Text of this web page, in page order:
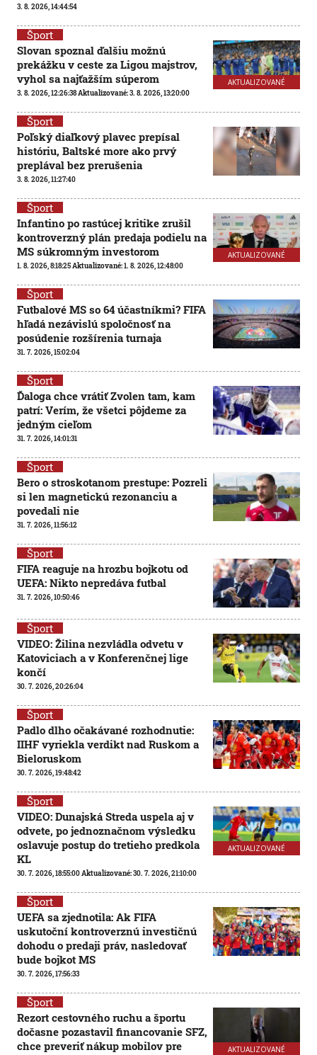
3. 8. 2026, 14:44:54
AKTUALIZOVANÉ
Šport
Slovan spoznal ďalšiu možnú
prekážku v ceste za Ligou majstrov,
vyhol sa najťažším súperom
3. 8. 2026, 12:26:38Aktualizované:3. 8. 2026, 13:20:00
Šport
Poľský diaľkový plavec prepísal
históriu, Baltské more ako prvý
preplával bez prerušenia
3. 8. 2026, 11:27:40
AKTUALIZOVANÉ
Šport
Infantino po rastúcej kritike zrušil
kontroverzný plán predaja podielu na
MS súkromným investorom
1. 8. 2026, 8:18:25Aktualizované:1. 8. 2026, 12:48:00
Šport
Futbalové MS so 64 účastníkmi? FIFA
hľadá nezávislú spoločnosť na
posúdenie rozšírenia turnaja
31. 7. 2026, 15:02:04
Šport
Ďaloga chce vrátiť Zvolen tam, kam
patrí: Verím, že všetci pôjdeme za
jedným cieľom
31. 7. 2026, 14:01:31
Šport
Bero o stroskotanom prestupe: Pozreli
si len magnetickú rezonanciu a
povedali nie
31. 7. 2026, 11:56:12
Šport
FIFA reaguje na hrozbu bojkotu od
UEFA: Nikto nepredáva futbal
31. 7. 2026, 10:50:46
Šport
VIDEO: Žilina nezvládla odvetu v
Katoviciach a v Konferenčnej lige
končí
30. 7. 2026, 20:26:04
Šport
Padlo dlho očakávané rozhodnutie:
IIHF vyriekla verdikt nad Ruskom a
Bieloruskom
30. 7. 2026, 19:48:42
AKTUALIZOVANÉ
Šport
VIDEO: Dunajská Streda uspela aj v
odvete, po jednoznačnom výsledku
oslavuje postup do tretieho predkola
KL
30. 7. 2026, 18:55:00Aktualizované:30. 7. 2026, 21:10:00
Šport
UEFA sa zjednotila: Ak FIFA
uskutoční kontroverznú investičnú
dohodu o predaji práv, nasledovať
bude bojkot MS
30. 7. 2026, 17:56:33
AKTUALIZOVANÉ
Šport
Rezort cestovného ruchu a športu
dočasne pozastavil financovanie SFZ,
chce preveriť nákup mobilov pre